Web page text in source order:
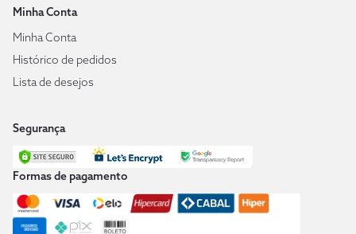
Minha Conta
Minha Conta
Histórico de pedidos
Lista de desejos
Segurança
Formas de pagamento